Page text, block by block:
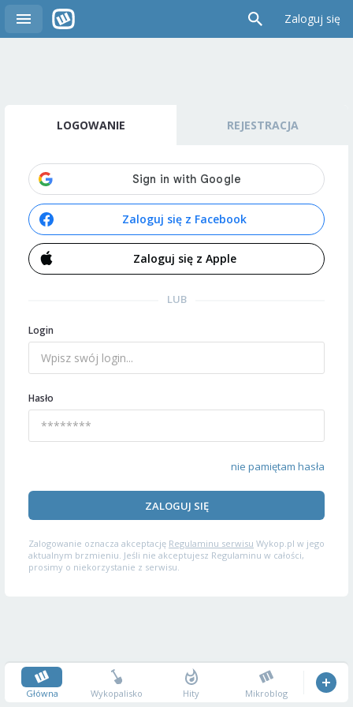
Zaloguj się
LOGOWANIE REJESTRACJA
Zaloguj się z Facebook
Zaloguj się z Apple
LUB
Login
Hasło
nie pamiętam hasła
ZALOGUJ SIĘ
Zalogowanie oznacza akceptację Regulaminu serwisu Wykop.pl w jego
aktualnym brzmieniu. Jeśli nie akceptujesz Regulaminu w całości,
prosimy o niekorzystanie z serwisu.
Główna Wykopalisko Hity Mikroblog